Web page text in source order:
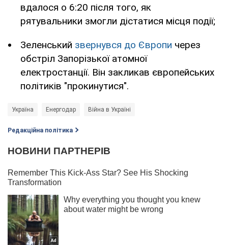
вдалося о 6:20 після того, як
рятувальники змогли дістатися місця події;
Зеленський звернувся до Європи через
обстріл Запорізької атомної
електростанції. Він закликав європейських
політиків "прокинутися".
Україна Енергодар Війна в Україні
Редакційна політика